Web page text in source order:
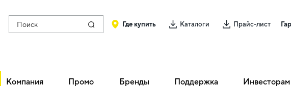
Поиск Где купить Каталоги Прайс-лист
Компания Промо Бренды Поддержка Инвесторам